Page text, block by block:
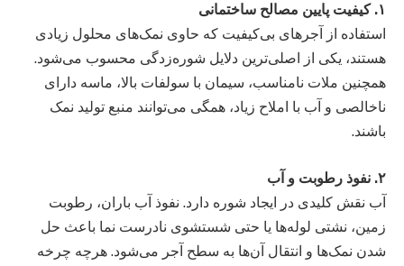
۱. کیفیت پایین مصالح ساختمانی
استفاده از آجرهای بی‌کیفیت که حاوی نمک‌های محلول زیادی
هستند، یکی از اصلی‌ترین دلایل شوره‌زدگی محسوب می‌شود.
همچنین ملات نامناسب، سیمان با سولفات بالا، ماسه دارای
ناخالصی و آب با املاح زیاد، همگی می‌توانند منبع تولید نمک
باشند.
۲. نفوذ رطوبت و آب
آب نقش کلیدی در ایجاد شوره دارد. نفوذ آب باران، رطوبت
زمین، نشتی لوله‌ها یا حتی شستشوی نادرست نما باعث حل
شدن نمک‌ها و انتقال آن‌ها به سطح آجر می‌شود. هرچه چرخه